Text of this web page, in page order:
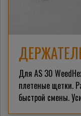
Для AS 30
плетеные щетки.
быстрой смены.